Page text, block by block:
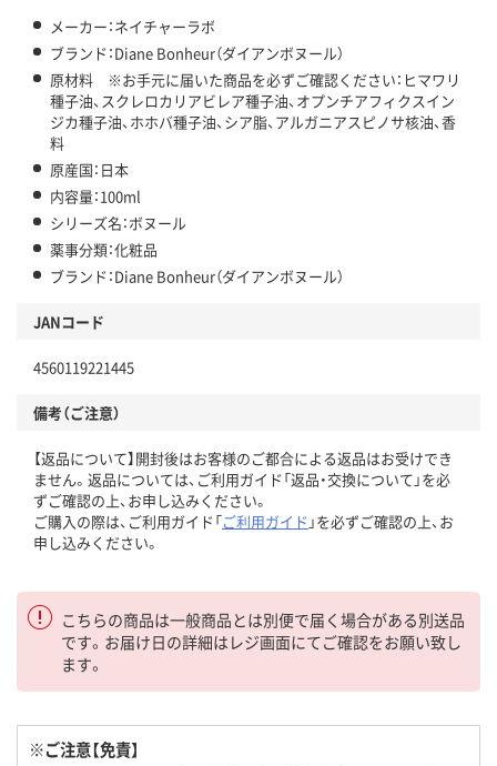
メーカー：ネイチャーラボ
ブランド：Diane Bonheur（ダイアンボヌール）
原材料 ※お手元に届いた商品を必ずご確認ください：ヒマワリ
種子油、スクレロカリアビレア種子油、オプンチアフィクスイン
ジカ種子油、ホホバ種子油、シア脂、アルガニアスピノサ核油、香
料
原産国：日本
内容量：100ml
シリーズ名：ボヌール
薬事分類：化粧品
ブランド：Diane Bonheur（ダイアンボヌール）
JANコード
4560119221445
備考（ご注意）
【返品について】開封後はお客様のご都合による返品はお受けでき
ません。返品については、ご利用ガイド「返品・交換について」を必
ずご確認の上、お申し込みください。
ご購入の際は、ご利用ガイド「ご利用ガイド 」を必ずご確認の上、お
申し込みください。
こちらの商品は一般商品とは別便で届く場合がある別送品
です。お届け日の詳細はレジ画面にてご確認をお願い致し
ます。
※ご注意【免責】